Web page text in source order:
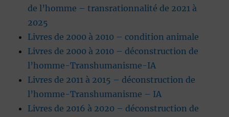
de l’homme – transrationnalité de 2021 à
2025
Livres de 2000 à 2010 – condition animale
Livres de 2000 à 2010 – déconstruction de
l’homme-Transhumanisme-IA
Livres de 2011 à 2015 – déconstruction de
l’homme-Transhumanisme – IA
Livres de 2016 à 2020 – déconstruction de